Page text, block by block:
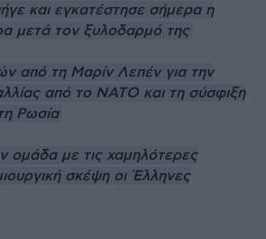
και εγκατέστησε σήμερα η
μετά τον ξυλοδαρμό της
από τη Μαρίν Λεπέν για την
από το ΝΑΤΟ και τη σύσφιξη
Ρωσία
ομάδα με τις χαμηλότερες
σκέψη οι Έλληνες